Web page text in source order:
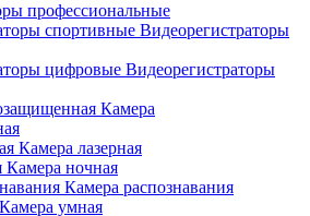
профессиональные
Видеорегистраторы
Видеорегистраторы
Камера
Камера лазерная
Камера ночная
Камера распознавания
Камера умная